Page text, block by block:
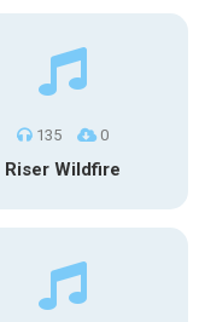
135 0
Riser Wildfire